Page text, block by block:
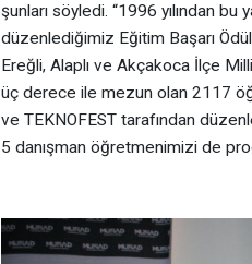
şunları söyledi. “1996 yılından
düzenlediğimiz Eğitim Başarı
Ereğli, Alaplı ve Akçakoca İlçe
üç derece ile mezun olan 2117
ve TEKNOFEST tarafından
5 danışman öğretmenimizi de